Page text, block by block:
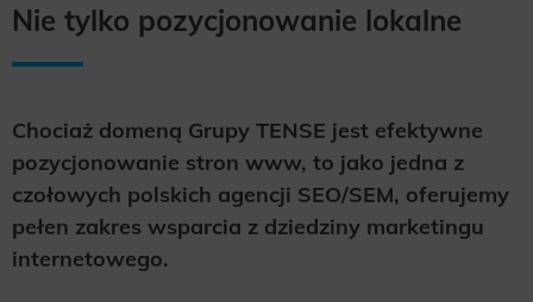
Nie tylko pozycjonowanie lokalne
Chociaż domeną Grupy TENSE jest efektywne
pozycjonowanie stron www, to jako jedna z
czołowych polskich agencji SEO/SEM, oferujemy
pełen zakres wsparcia z dziedziny marketingu
internetowego.